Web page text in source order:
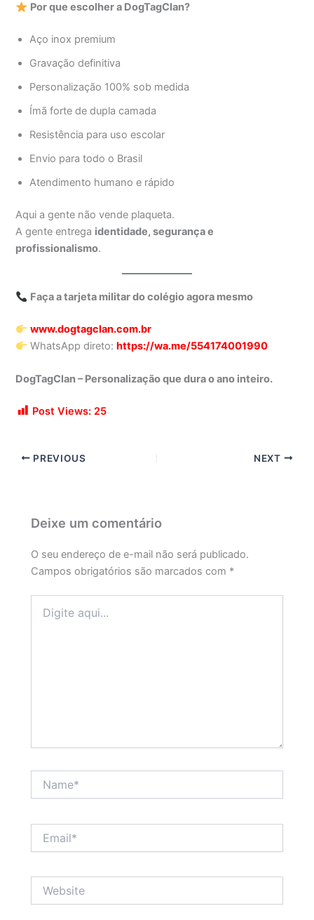
Por que escolher a DogTagClan?
Aço inox premium
Gravação definitiva
Personalização 100% sob medida
Ímã forte de dupla camada
Resistência para uso escolar
Envio para todo o Brasil
Atendimento humano e rápido
Aqui a gente não vende plaqueta.
A gente entrega identidade, segurança e
profissionalismo.
Faça a tarjeta militar do colégio agora mesmo
www.dogtagclan.com.br
WhatsApp direto:https://wa.me/554174001990
DogTagClan – Personalização que dura o ano inteiro.
Post Views: 25
PREVIOUS NEXT
Deixe um comentário
O seu endereço de e-mail não será publicado.
Campos obrigatórios são marcados com *
aqui...